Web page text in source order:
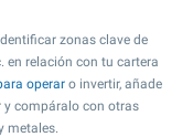
zonas clave de
en relación con tu cartera
operar o invertir, añade
y compáralo con otras
metales.